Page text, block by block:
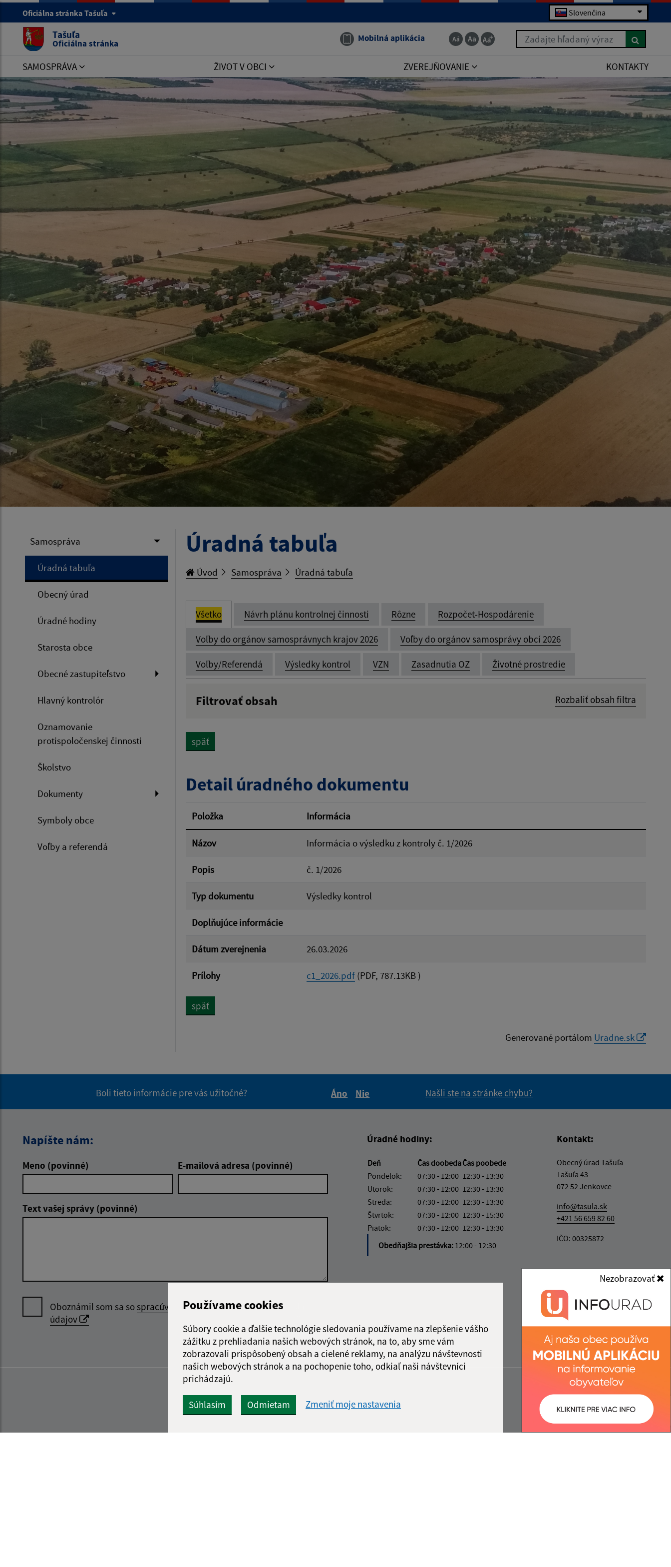
Používame cookies
Súbory cookie a ďalšie technológie sledovania používame na zlepšenie vášho
zážitku z prehliadania našich webových stránok, na to, aby sme vám
zobrazovali prispôsobený obsah a cielené reklamy, na analýzu návštevnosti
našich webových stránok a na pochopenie toho, odkiaľ naši návštevníci
prichádzajú.
Súhlasím Odmietam Zmeniť moje nastavenia
Nezobrazovať
Oficiálna stránka Tašuľa Slovenčina
Tašuľa
Oficiálna stránka Mobilná aplikácia Zadajte hľadaný výraz
SAMOSPRÁVA ŽIVOT V OBCI ZVEREJŇOVANIE KONTAKTY
Samospráva
Úradná tabuľa
Obecný úrad
Úradné hodiny
Starosta obce
Obecné zastupiteľstvo
Hlavný kontrolór
Oznamovanie
protispoločenskej činnosti
Školstvo
Dokumenty
Symboly obce
Voľby a referendá
Úradná tabuľa
Úvod Samospráva Úradná tabuľa
Všetko Návrh plánu kontrolnej činnosti Rôzne Rozpočet-Hospodárenie
Voľby do orgánov samosprávnych krajov 2026 Voľby do orgánov samosprávy obcí 2026
Voľby/Referendá Výsledky kontrol VZN Zasadnutia OZ Životné prostredie
Filtrovať obsah Rozbaliť obsah filtra
Filtrovať
späť
Detail úradného dokumentu
Položka Informácia
Názov Informácia o výsledku z kontroly č. 1/2026
Popis č. 1/2026
Typ dokumentu Výsledky kontrol
Doplňujúce informácie
Dátum zverejnenia 26.03.2026
Prílohy c1_2026.pdf (PDF, 787.13KB )
späť
Generované portálom Uradne.sk
Boli tieto informácie pre vás užitočné?
Áno
Nie
Našli ste na stránke chybu?
Napíšte nám:
Meno (povinné) E-mailová adresa (povinné)
Text vašej správy (povinné)
Oboznámil som sa sospracúvaním osobných
údajov
Google reCaptcha Response
Odoslať
Úradné hodiny:
Deň Čas doobedaČas poobede
Pondelok:
07:30 - 12:00 12:30 - 13:30
Utorok:
07:30 - 12:00 12:30 - 13:30
Streda:
07:30 - 12:00 12:30 - 13:30
Štvrtok:
07:30 - 12:00 12:30 - 15:30
Piatok:
07:30 - 12:00 12:30 - 13:30
Obedňajšia prestávka: 12:00 - 12:30
Kontakt:
Obecný úrad Tašuľa
Tašuľa 43
072 52 Jenkovce
info@tasula.sk
+421 56 659 82 60
IČO: 00325872